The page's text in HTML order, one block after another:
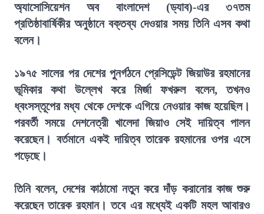
অ্যাসোসিয়েশন অব বাংলাদেশ (ড্যাব)-এর ৩৭তম
প্রতিষ্ঠাবার্ষিকীর অনুষ্ঠানে বক্তব্য দেওয়ার সময় তিনি এসব কথা
বলেন।
১৯৭৫ সালের পর দেশের পুনর্গঠনে প্রেসিডেন্ট জিয়াউর রহমানের
ভূমিকার কথা উল্লেখ করে মির্জা ফখরুল বলেন, তখনও
ধ্বংসস্তূপের মধ্য থেকে দেশকে এগিয়ে নেওয়ার কাজ হয়েছিল।
পরবর্তী সময়ে দেশনেত্রী খালেদা জিয়াও সেই দায়িত্ব পালন
করেছেন। বর্তমানে একই দায়িত্ব তারেক রহমানের ওপর এসে
পড়েছে।
তিনি বলেন, দেশের কাঠামো নতুন করে দাঁড় করানোর কাজ শুরু
করেছেন তারেক রহমান। তবে এর মধ্যেই একটি মহল আবারও